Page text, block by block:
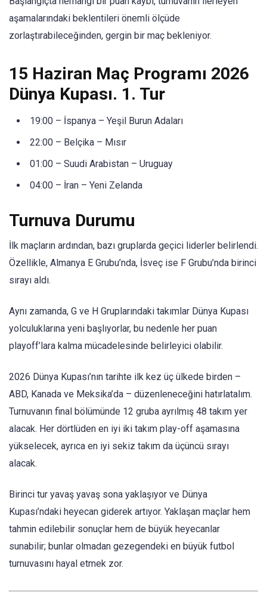
aşamalarındaki beklentileri önemli ölçüde
zorlaştırabileceğinden, gergin bir maç bekleniyor.
15 Haziran Maç Programı 2026
Dünya Kupası. 1. Tur
19:00 – İspanya – Yeşil Burun Adaları
22:00 – Belçika – Mısır
01:00 – Suudi Arabistan – Uruguay
04:00 – İran – Yeni Zelanda
Turnuva Durumu
İlk maçların ardından, bazı gruplarda geçici liderler belirlendi.
Özellikle, Almanya E Grubu’nda, İsveç ise F Grubu’nda birinci
sırayı aldı.
Aynı zamanda, G ve H Gruplarındaki takımlar Dünya Kupası
yolculuklarına yeni başlıyorlar, bu nedenle her puan
playoff’lara kalma mücadelesinde belirleyici olabilir.
2026 Dünya Kupası’nın tarihte ilk kez üç ülkede birden –
ABD, Kanada ve Meksika’da – düzenleneceğini hatırlatalım.
Turnuvanın final bölümünde 12 gruba ayrılmış 48 takım yer
alacak. Her dörtlüden en iyi iki takım play-off aşamasına
yükselecek, ayrıca en iyi sekiz takım da üçüncü sırayı
alacak.
Birinci tur yavaş yavaş sona yaklaşıyor ve Dünya
Kupası’ndaki heyecan giderek artıyor. Yaklaşan maçlar hem
tahmin edilebilir sonuçlar hem de büyük heyecanlar
sunabilir; bunlar olmadan gezegendeki en büyük futbol
turnuvasını hayal etmek zor.